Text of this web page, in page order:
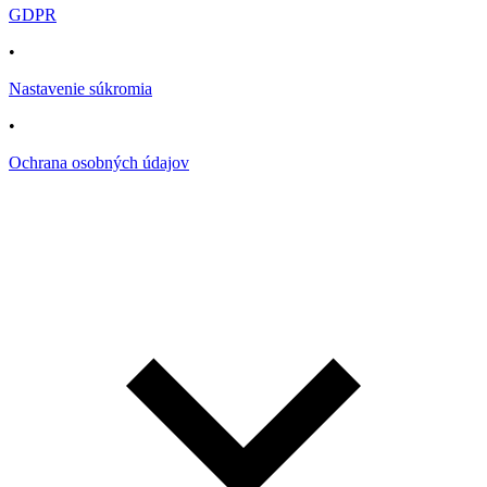
GDPR
•
Nastavenie súkromia
•
Ochrana osobných údajov